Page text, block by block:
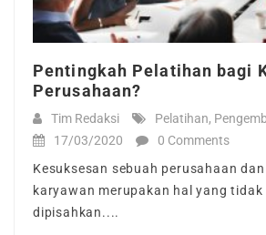
Pentingkah Pelatihan bagi
Perusahaan?
Tim Redaksi Pelatihan,
17/03/2020
0 Comments
Kesuksesan sebuah perusahaan
karyawan merupakan hal yang tidak
dipisahkan....